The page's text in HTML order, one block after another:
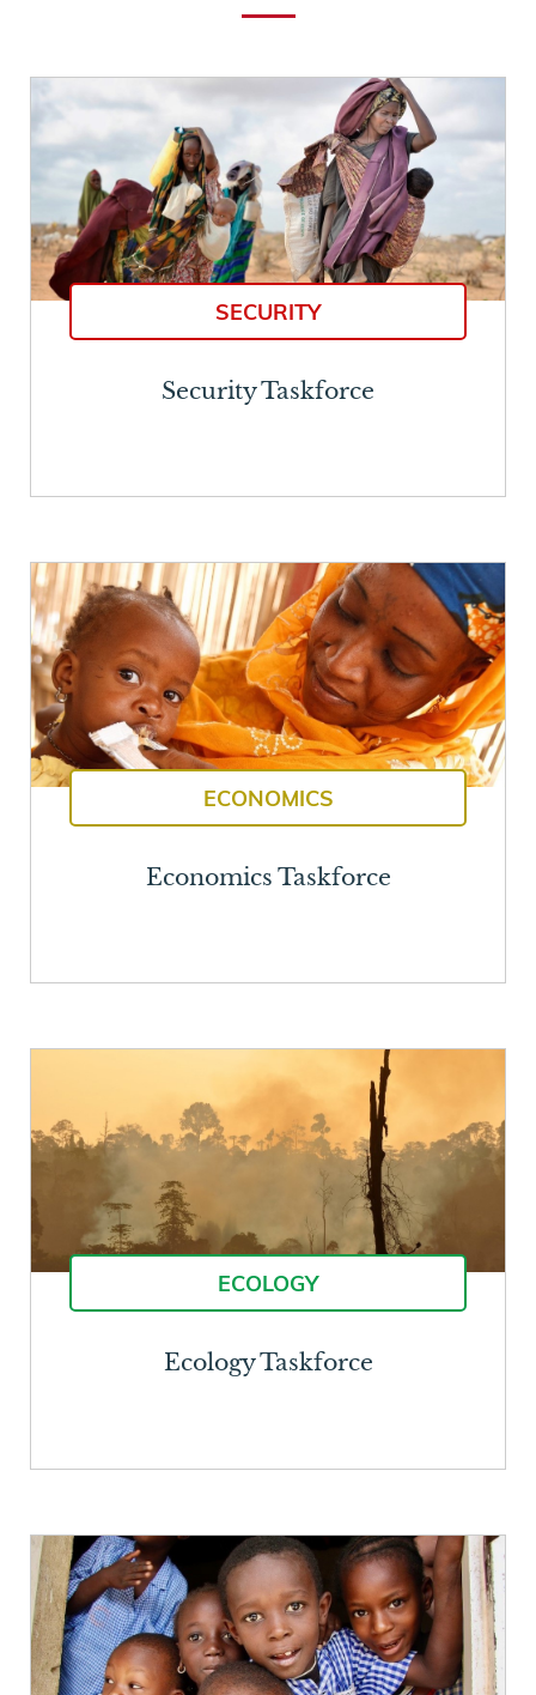
SECURITY
Security Taskforce
ECONOMICS
Economics Taskforce
ECOLOGY
Ecology Taskforce